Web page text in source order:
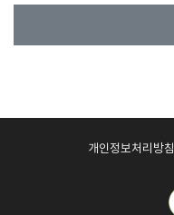
개인정보처리방침